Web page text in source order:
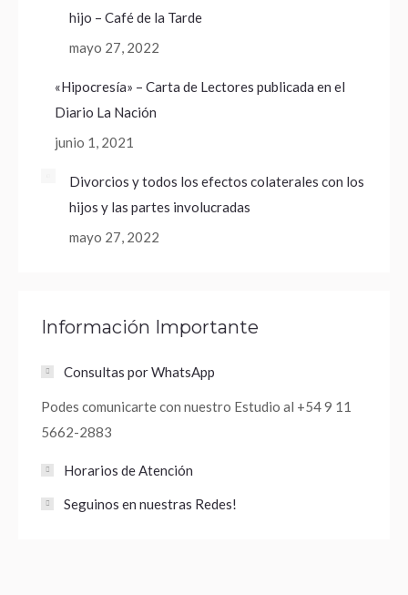
hijo – Café de la Tarde
mayo 27, 2022
«Hipocresía» – Carta de Lectores publicada en el
Diario La Nación
junio 1, 2021
Divorcios y todos los efectos colaterales con los
hijos y las partes involucradas
mayo 27, 2022
Información Importante
Consultas por WhatsApp
Podes comunicarte con nuestro Estudio al +54 9 11
5662-2883
Horarios de Atención
Seguinos en nuestras Redes!